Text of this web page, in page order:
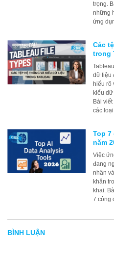
trọng.
những
ứng
Các
trong
dữ liệu
hiểu rõ
kiểu
Bài
các
Top 7
năm
Việc
đang
nhân
khăn
khai.
7 công
BÌNH LUẬN